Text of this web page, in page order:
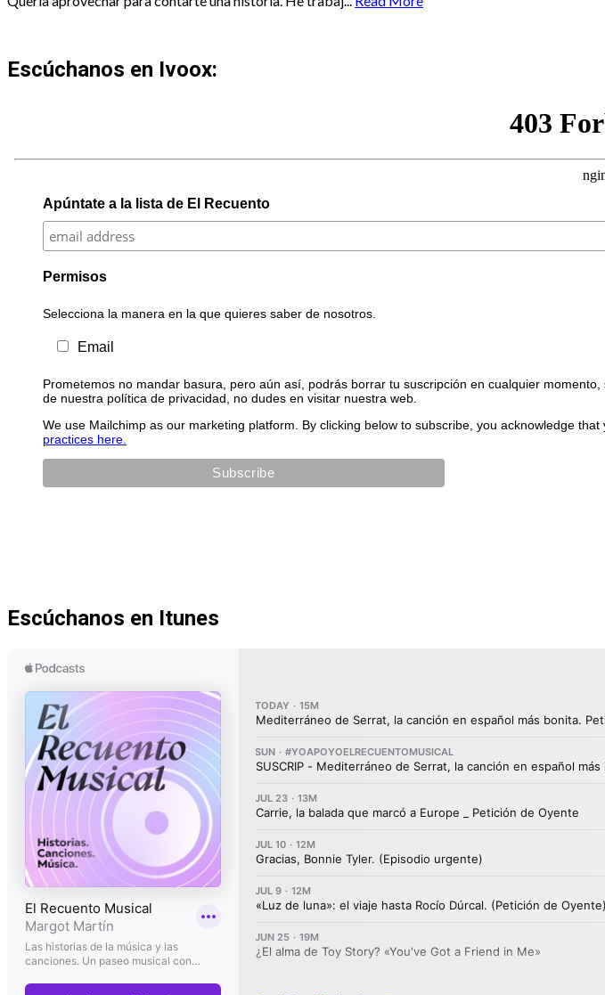
Escúchanos en Ivoox:
Apúntate a la lista de El Recuento
Permisos
Selecciona la manera en la que quieres saber de nosotros.
Email
Prometemos no mandar basura, pero aún así, podrás borrar tu suscripción en cualquier
de nuestra política de privacidad, no dudes en visitar nuestra web.
We use Mailchimp as our marketing platform. By clicking below to subscribe, you acknowledge
practices here.
Escúchanos en Itunes